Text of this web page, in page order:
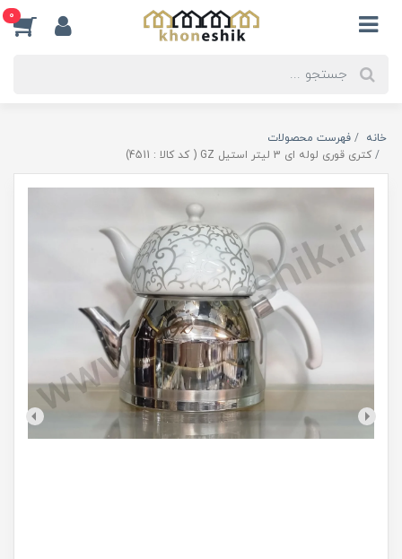
0
خانه
فهرست محصولات
کتری قوری لوله ای 3 لیتر استیل GZ ( کد کالا : 4511)